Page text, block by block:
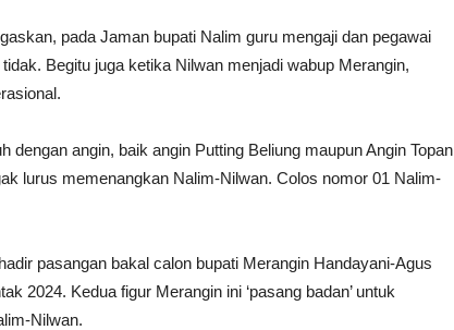
pada Jaman bupati Nalim guru mengaji dan pegawai
Begitu juga ketika Nilwan menjadi wabup Merangin,
dengan angin, baik angin Putting Beliung maupun Angin Topan
lurus memenangkan Nalim-Nilwan. Colos nomor 01 Nalim-
pasangan bakal calon bupati Merangin Handayani-Agus
2024. Kedua figur Merangin ini ‘pasang badan’ untuk
Nilwan.